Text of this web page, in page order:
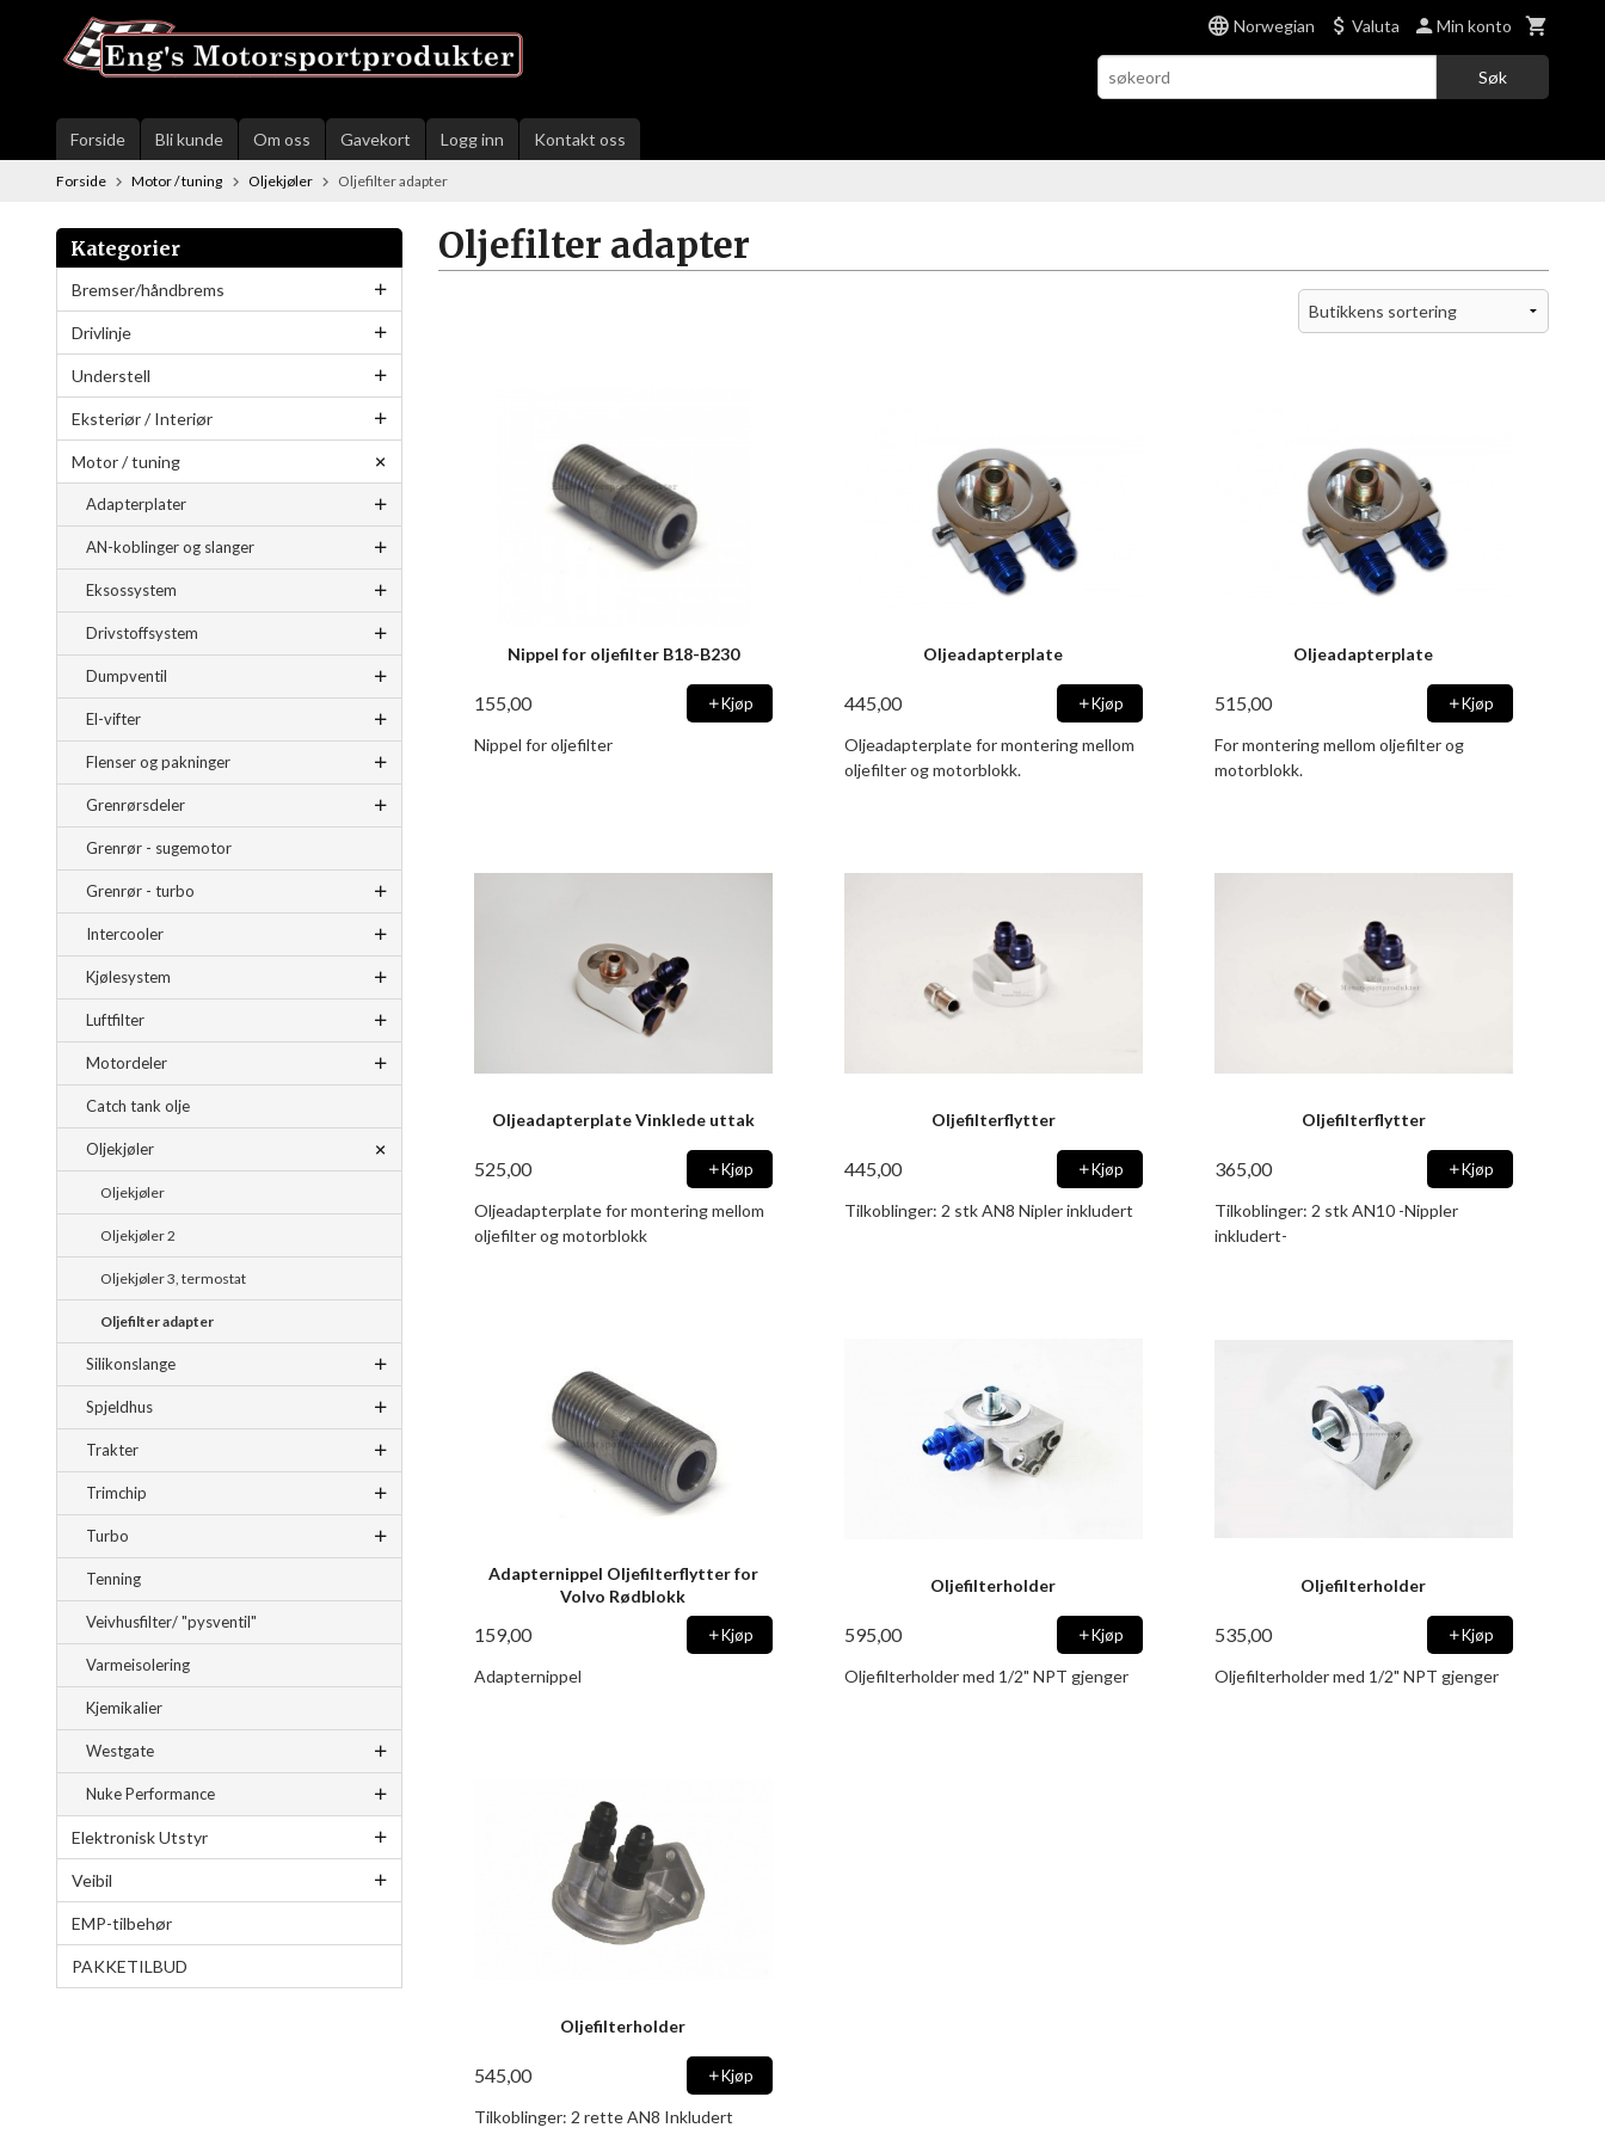
innholdet
Norwegian Valuta Min konto
Søk
Forside Bli kunde Om oss Gavekort Logg inn Kontakt oss
Forside Motor / tuning Oljekjøler Oljefilter adapter
Kategorier
Bremser/håndbrems
Drivlinje
Understell
Eksteriør / Interiør
Motor / tuning
Adapterplater
AN-koblinger og slanger
Eksossystem
Drivstoffsystem
Dumpventil
El-vifter
Flenser og pakninger
Grenrørsdeler
Grenrør - sugemotor
Grenrør - turbo
Intercooler
Kjølesystem
Luftfilter
Motordeler
Catch tank olje
Oljekjøler
Oljekjøler
Oljekjøler 2
Oljekjøler 3, termostat
Oljefilter adapter
Silikonslange
Spjeldhus
Trakter
Trimchip
Turbo
Tenning
Veivhusfilter/ "pysventil"
Varmeisolering
Kjemikalier
Westgate
Nuke Performance
Elektronisk Utstyr
Veibil
EMP-tilbehør
PAKKETILBUD
Oljefilter adapter
Nippel for oljefilter B18-B230
155,00 Kjøp
Nippel for oljefilter
Oljeadapterplate
445,00 Kjøp
Oljeadapterplate for montering mellom
oljefilter og motorblokk.
Oljeadapterplate
515,00 Kjøp
For montering mellom oljefilter og
motorblokk.
Oljeadapterplate Vinklede uttak
525,00 Kjøp
Oljeadapterplate for montering mellom
oljefilter og motorblokk
Oljefilterflytter
445,00 Kjøp
Tilkoblinger: 2 stk AN8 Nipler inkludert
Oljefilterflytter
365,00 Kjøp
Tilkoblinger: 2 stk AN10 -Nippler
inkludert-
Adapternippel Oljefilterflytter for
Volvo Rødblokk
159,00 Kjøp
Adapternippel
Oljefilterholder
595,00 Kjøp
Oljefilterholder med 1/2" NPT gjenger
Oljefilterholder
535,00 Kjøp
Oljefilterholder med 1/2" NPT gjenger
Oljefilterholder
545,00 Kjøp
Tilkoblinger: 2 rette AN8 Inkludert